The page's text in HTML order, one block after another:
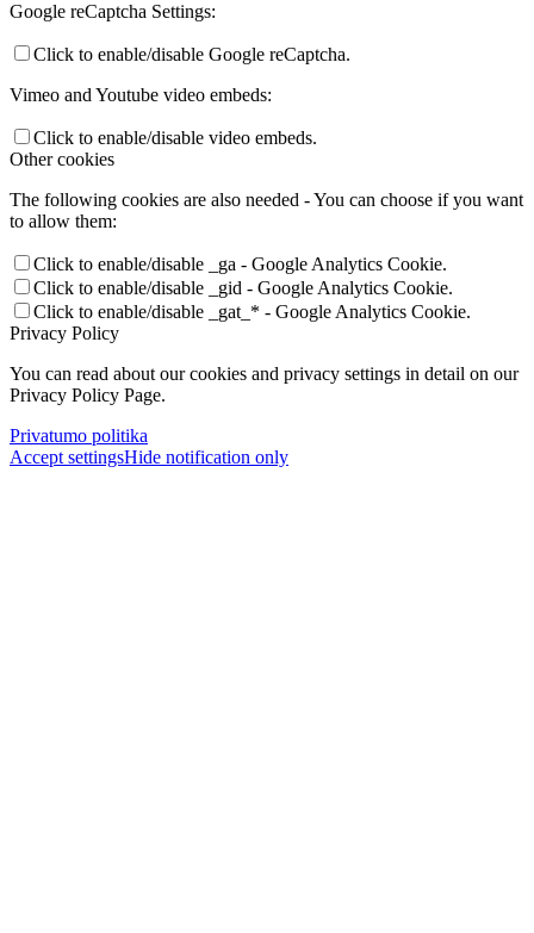
Google reCaptcha Settings:
Click to enable/disable Google reCaptcha.
Vimeo and Youtube video embeds:
Click to enable/disable video embeds.
Other cookies
The following cookies are also needed - You can choose if you want
to allow them:
Click to enable/disable _ga - Google Analytics Cookie.
Click to enable/disable _gid - Google Analytics Cookie.
Click to enable/disable _gat_* - Google Analytics Cookie.
Privacy Policy
You can read about our cookies and privacy settings in detail on our
Privacy Policy Page.
Privatumo politika
Accept settingsHide notification only